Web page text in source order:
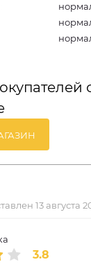
Отзыв был оставлен 13
3.8